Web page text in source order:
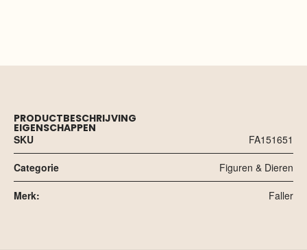
PRODUCTBESCHRIJVING
EIGENSCHAPPEN
SKU
FA151651
Categorie Figuren & Dieren
Merk: Faller